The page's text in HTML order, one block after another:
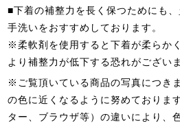
■下着の補整力を長く保つためにも、
手洗いをおすすめしております。
※柔軟剤を使用すると下着が柔らか
より補整力が低下する恐れがござい
※ご覧頂いている商品の写真につき
の色に近くなるように努めておりま
ター、ブラウザ等）の違いにより、